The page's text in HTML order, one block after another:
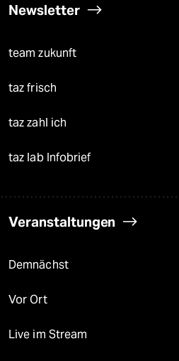
Newsletter
team zukunft
taz frisch
taz zahl ich
taz lab Infobrief
Veranstaltungen
Demnächst
Vor Ort
Live im Stream